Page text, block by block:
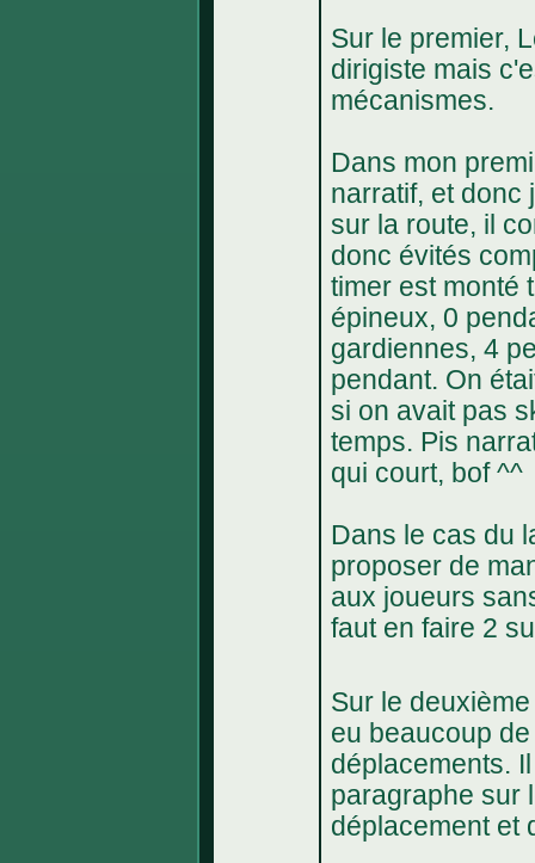
Sur le premier,
dirigiste mais
mécanismes.
Dans mon
narratif, et donc
sur la route, il
donc évités
timer est monté
épineux, 0
gardiennes, 4
pendant. On
si on avait pas
temps. Pis
qui court, bof ^^
Dans le cas du
proposer de
aux joueurs
faut en faire 2
Sur le
eu beaucoup
déplacements.
paragraphe sur
déplacement et